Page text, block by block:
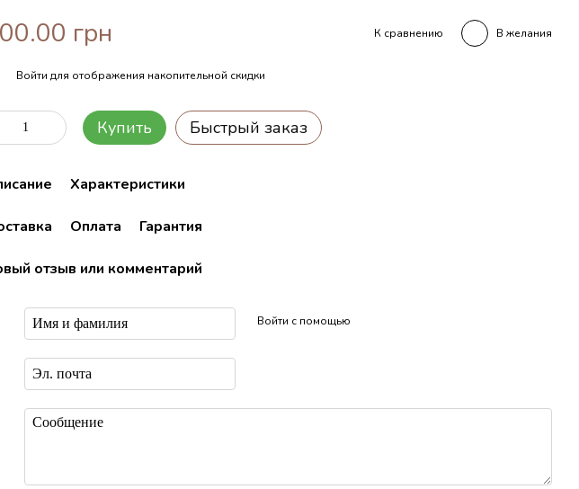
грн К сравнению В желания
Войти для отображения накопительной скидки
Купить Быстрый заказ
Характеристики
Оплата Гарантия
отзыв или комментарий
Войти с помощью